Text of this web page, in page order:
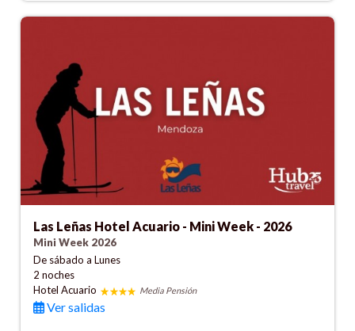
Las Leñas Hotel Acuario - Mini Week - 2026
Mini Week 2026
De sábado a Lunes
2 noches
Hotel Acuario
Media Pensión
Ver salidas